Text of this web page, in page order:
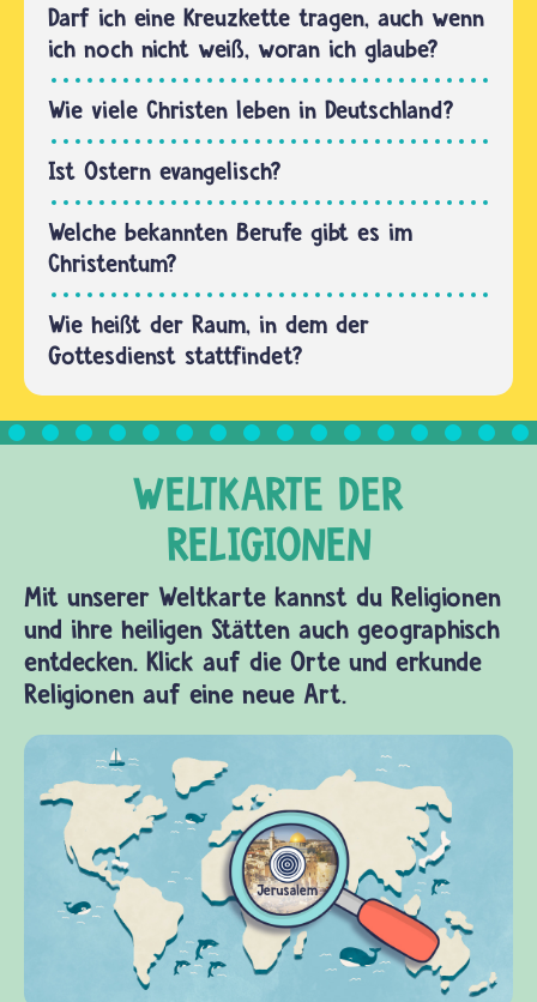
und…
christlichen
Glauben
bleiben
am
Karfreitag
in vielen
christlichen
Ländern
die…
Darf ich eine Kreuzkette tragen, auch wenn
ich noch nicht weiß, woran ich glaube?
Wie viele Christen leben in Deutschland?
Ist Ostern evangelisch?
Welche bekannten Berufe gibt es im
Christentum?
Wie heißt der Raum, in dem der
Gottesdienst stattfindet?
Mit unserer Weltkarte kannst du Religionen
und ihre heiligen Stätten auch geographisch
entdecken. Klick auf die Orte und erkunde
Religionen auf eine neue Art.